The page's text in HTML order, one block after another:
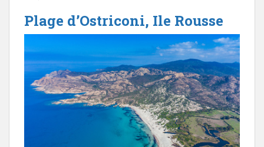
Plage d’Ostriconi, Ile Rousse